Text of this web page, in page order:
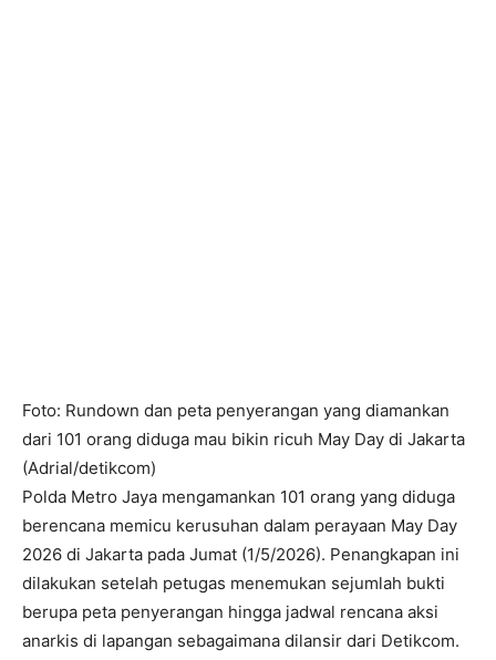
Foto: Rundown dan peta penyerangan yang diamankan
dari 101 orang diduga mau bikin ricuh May Day di Jakarta
(Adrial/detikcom)
Polda Metro Jaya mengamankan 101 orang yang diduga
berencana memicu kerusuhan dalam perayaan May Day
2026 di Jakarta pada Jumat (1/5/2026). Penangkapan ini
dilakukan setelah petugas menemukan sejumlah bukti
berupa peta penyerangan hingga jadwal rencana aksi
anarkis di lapangan sebagaimana dilansir dari Detikcom.